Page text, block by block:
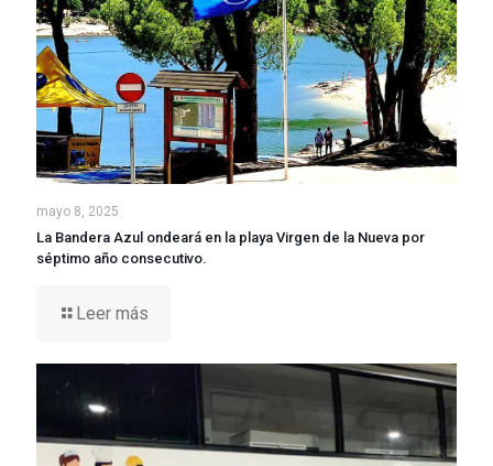
mayo 8, 2025
La Bandera Azul ondeará en la playa Virgen de la Nueva por
séptimo año consecutivo.
Leer más